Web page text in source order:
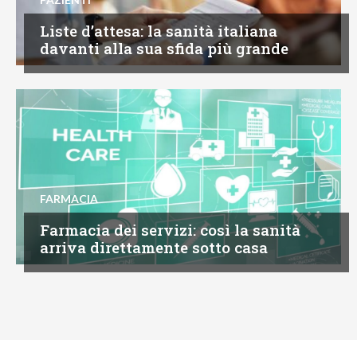
Liste d’attesa: la sanità italiana
davanti alla sua sfida più grande
FARMACIA
Farmacia dei servizi: così la sanità
arriva direttamente sotto casa